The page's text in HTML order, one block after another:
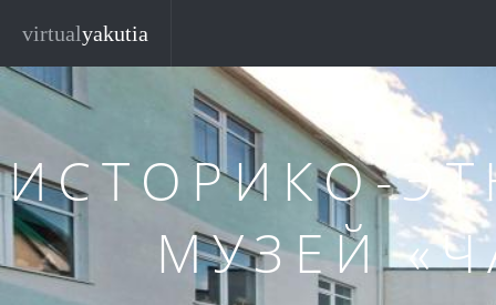
virtualyakutia
ИСТОРИКО-
МУЗЕЙ